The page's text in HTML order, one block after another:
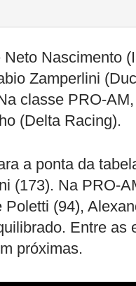
Nascimento
Zamperlini
classe PRO-
(Delta Racing).
a ponta da
(173). Na PRO-
(94),
Entre as
próximas.